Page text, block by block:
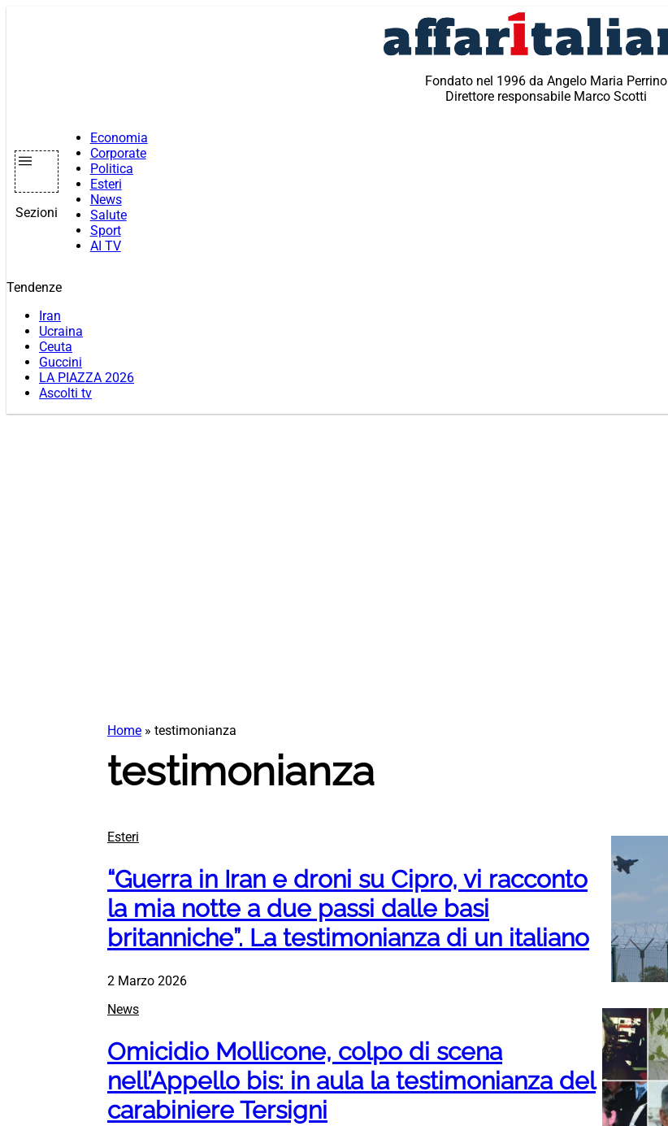
Fondato nel 1996 da Angelo Maria Perrino
Direttore responsabile Marco Scotti
Sezioni
Economia
Corporate
Politica
Esteri
News
Salute
Sport
AI TV
Tendenze
Iran
Ucraina
Ceuta
Guccini
LA PIAZZA 2026
Ascolti tv
Home » testimonianza
testimonianza
Esteri
“Guerra in Iran e droni su Cipro, vi racconto
la mia notte a due passi dalle basi
britanniche”. La testimonianza di un italiano
2 Marzo 2026
News
Omicidio Mollicone, colpo di scena
nell’Appello bis: in aula la testimonianza del
carabiniere Tersigni